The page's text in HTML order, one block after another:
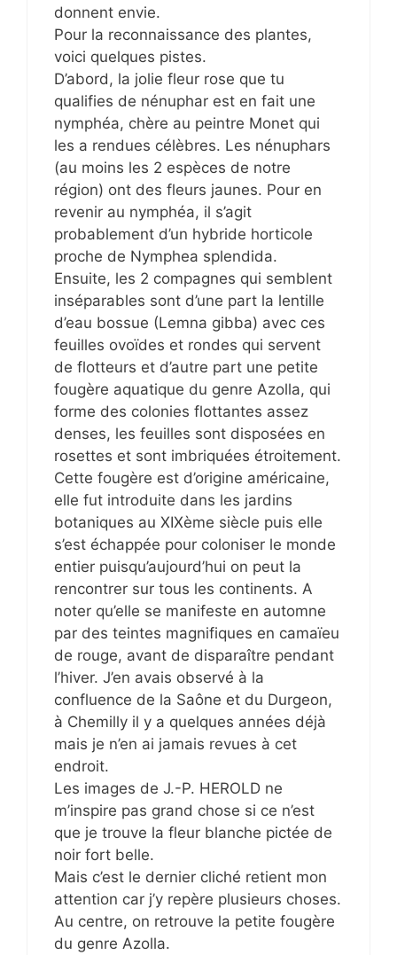
donnent envie.
Pour la reconnaissance des plantes,
voici quelques pistes.
D’abord, la jolie fleur rose que tu
qualifies de nénuphar est en fait une
nymphéa, chère au peintre Monet qui
les a rendues célèbres. Les nénuphars
(au moins les 2 espèces de notre
région) ont des fleurs jaunes. Pour en
revenir au nymphéa, il s’agit
probablement d’un hybride horticole
proche de Nymphea splendida.
Ensuite, les 2 compagnes qui semblent
inséparables sont d’une part la lentille
d’eau bossue (Lemna gibba) avec ces
feuilles ovoïdes et rondes qui servent
de flotteurs et d’autre part une petite
fougère aquatique du genre Azolla, qui
forme des colonies flottantes assez
denses, les feuilles sont disposées en
rosettes et sont imbriquées étroitement.
Cette fougère est d’origine américaine,
elle fut introduite dans les jardins
botaniques au XIXème siècle puis elle
s’est échappée pour coloniser le monde
entier puisqu’aujourd’hui on peut la
rencontrer sur tous les continents. A
noter qu’elle se manifeste en automne
par des teintes magnifiques en camaïeu
de rouge, avant de disparaître pendant
l’hiver. J’en avais observé à la
confluence de la Saône et du Durgeon,
à Chemilly il y a quelques années déjà
mais je n’en ai jamais revues à cet
endroit.
Les images de J.-P. HEROLD ne
m’inspire pas grand chose si ce n’est
que je trouve la fleur blanche pictée de
noir fort belle.
Mais c’est le dernier cliché retient mon
attention car j’y repère plusieurs choses.
Au centre, on retrouve la petite fougère
du genre Azolla.